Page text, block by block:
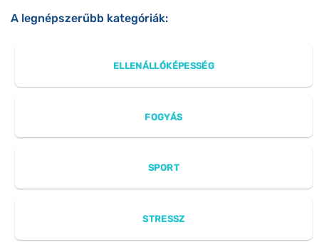
A legnépszerűbb kategóriák:
ELLENÁLLÓKÉPESSÉG
FOGYÁS
SPORT
STRESSZ